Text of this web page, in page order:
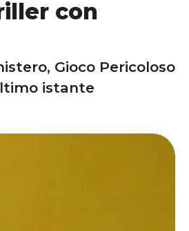
con
Gioco Pericoloso
istante